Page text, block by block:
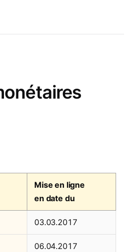
Mise en ligne
en date du
03.03.2017
06.04.2017